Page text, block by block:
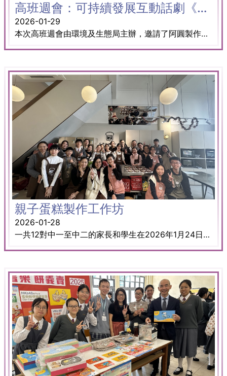
高班週會：可持續發展互動話劇《重啟裂縫之森﹕Re-WILD》
2026-01-29
本次高班週會由環境及生態局主辦，邀請了阿圓製作為學生演出可持續發展互動話劇——《重啟裂縫之森﹕Re-WILD》。 在這次精彩的演出中，學生們都非常投入且享受其中。透過互動劇場的形式，同學們不僅認識了更多香港的自然保育地點及本地豐富的生物多樣性，更深刻明白到「自然保育」與「生物多樣性」對可持續發展的重要性。 冀盼學生欣賞過後，能將所學轉化為行動，一齊關注並實踐保育香港的自然生態，為守護綠色未來出一分力。
親子蛋糕製作工作坊
2026-01-28
一共12對中一至中二的家長和學生在2026年1月24日(六)一起參加蛋糕製作，我們在元朗恆香老餅家的店舖3樓工作室內製作美味的布朗尼。導師講解清晰，家長和學生親手製作蛋糕，過程中同學更發揮創意為蛋糕畫上可愛有趣的裝飾。差不多2小時的工作坊很快便結束，家長和學生更可以參觀在2樓的恆香歷史廊，了解餅店的發展和認識香港的嫁娶文化，參觀後更有50元現金券和恆香小食贈送，可謂滿載而歸。